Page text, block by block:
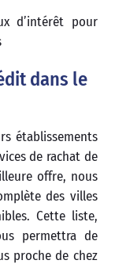
d’intérêt pour
dans le
établissements
de rachat de
offre, nous
des villes
Cette liste,
permettra de
proche de chez